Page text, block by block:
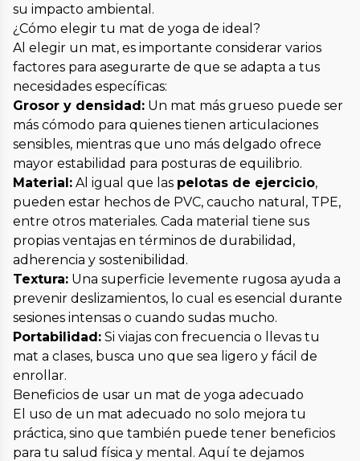
su impacto ambiental.
¿Cómo elegir tu mat de yoga de ideal?
Al elegir un mat, es importante considerar varios
factores para asegurarte de que se adapta a tus
necesidades específicas:
Grosor y densidad: Un mat más grueso puede ser
más cómodo para quienes tienen articulaciones
sensibles, mientras que uno más delgado ofrece
mayor estabilidad para posturas de equilibrio.
Material: Al igual que las pelotas de ejercicio,
pueden estar hechos de PVC, caucho natural, TPE,
entre otros materiales. Cada material tiene sus
propias ventajas en términos de durabilidad,
adherencia y sostenibilidad.
Textura: Una superficie levemente rugosa ayuda a
prevenir deslizamientos, lo cual es esencial durante
sesiones intensas o cuando sudas mucho.
Portabilidad: Si viajas con frecuencia o llevas tu
mat a clases, busca uno que sea ligero y fácil de
enrollar.
Beneficios de usar un mat de yoga adecuado
El uso de un mat adecuado no solo mejora tu
práctica, sino que también puede tener beneficios
para tu salud física y mental. Aquí te dejamos